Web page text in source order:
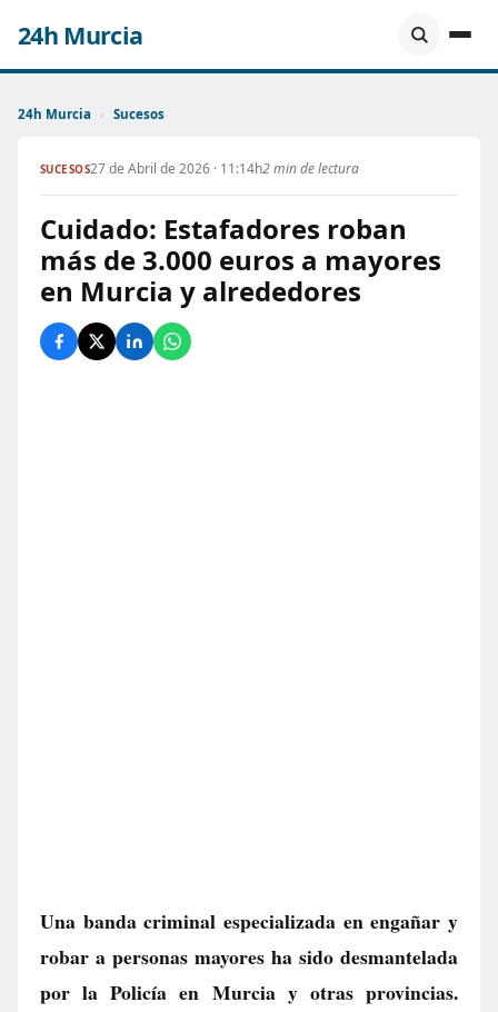
24h Murcia
24h Murcia › Sucesos
SUCESOS27 de Abril de 2026 · 11:14h2 min de lectura
Cuidado: Estafadores roban
más de 3.000 euros a mayores
en Murcia y alrededores
Una banda criminal especializada en engañar y
robar a personas mayores ha sido desmantelada
por la Policía en Murcia y otras provincias.